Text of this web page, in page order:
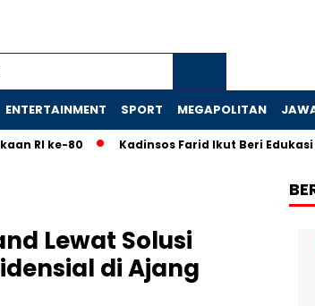
ENTERTAINMENT SPORT MEGAPOLITAN
RI ke-80 Kadinsos Farid Ikut Beri Edukasi
Lewat Solusi
di Ajang